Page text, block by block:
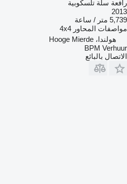
رافعة سلة تلسكوبية
2013
5,739 متر / ساعة
مواصفات المحاور 4x4
هولندا، Hooge Mierde
BPM Verhuur
الاتصال بالبائع